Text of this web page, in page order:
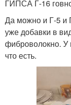
ГИПСА Г-16
Да можно и Г-5 и
уже добавки в
фиброволокно. У
что есть.